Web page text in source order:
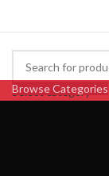
Select category
Browse Categories